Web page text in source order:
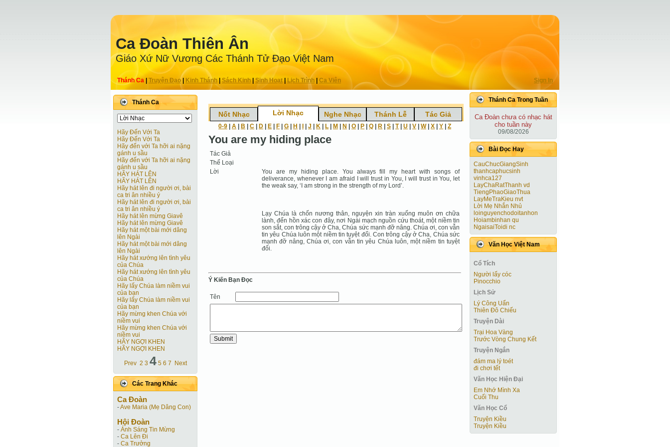
Ca Ðoàn Thiên Ân
Giáo Xứ Nữ Vương Các Thánh Tử Ðạo Việt Nam
Thánh Ca Truyện Ðạo| Kinh Thánh Sách Kinh|Sinh Hoạt| Lịch Trình Ca Viên Sign In
Thánh Ca
Hãy Đến Với Ta
Hãy Đến Với Ta
Hãy đến với Ta hỡi ai nặng
gánh u sầu
Hãy đến với Ta hỡi ai nặng
gánh u sầu
HÃY HÁT LÊN
HÃY HÁT LÊN
Hãy hát lên đi người ơi, bài
ca tri ân nhiều ý
Hãy hát lên đi người ơi, bài
ca tri ân nhiều ý
Hãy hát lên mừng Giavê
Hãy hát lên mừng Giavê
Hãy hát một bài mới dâng
lên Ngài
Hãy hát một bài mới dâng
lên Ngài
Hãy hát xướng lên tình yêu
của Chúa
Hãy hát xướng lên tình yêu
của Chúa
Hãy lấy Chúa làm niềm vui
của bạn
Hãy lấy Chúa làm niềm vui
của bạn
Hãy mừng khen Chúa với
niềm vui
Hãy mừng khen Chúa với
niềm vui
HÃY NGỢI KHEN
HÃY NGỢI KHEN
Prev 2 3 4 5 6 7 Next
Các Trang Khác
Ca Ðoàn
-Ave Maria (Mẹ Dâng Con)
Hội Ðoàn
- Ánh Sáng Tin Mừng
- Ca Lên Đi
- Ca Trưởng
Nốt Nhạc Lời Nhạc Nghe Nhạc Thánh Lễ Tác Giả
0-9 A B C D E F G H J K L M N O P Q R S T| U V W| X Y Z
You are my hiding place
Tác Giả
Thể Loại
Lời
You are my hiding place. You always fill my heart with songs of
deliverance, whenever I am afraid I will trust in You, I will trust in You, let
the weak say, ‘I am strong in the strength of my Lord’.
Lạy Chúa là chốn nương thân, nguyện xin tràn xuống muôn ơn chữa
lành, đến hồn xác con đây, nơi Ngài mạch nguồn cứu thoát, một niềm tin
son sắt, con trông cậy ở Cha, Chúa sức mạnh đỡ nâng. Chúa ơi, con vẫn
tin yêu Chúa luôn một niềm tin tuyệt đối. Con trông cậy ở Cha, Chúa sức
mạnh đỡ nâng, Chúa ơi, con vẫn tin yêu Chúa luôn, một niềm tin tuyệt
đối.
Ý Kiến Bạn Ðọc
Tên
Thánh Ca Trong Tuần
Ca Ðoàn chưa có nhạc hát
cho tuần này
09/08/2026
Bài Ðọc Hay
CauChucGiangSinh
thanhcaphucsinh
vinhca127
LayChaRatThanh vd
TiengPhaoGiaoThua
LayMeTraKieu nvt
Lời Mẹ Nhắn Nhủ
loinguyenchodoitanhon
Hoiambinhan qu
NgaisaiToidi nc
Văn Học Việt Nam
Cổ Tích
Người lấy cóc
Pinocchio
Lịch Sử
Lý Công Uẩn
Thiên Đô Chiếu
Truyện Dài
Trại Hoa Vàng
Trước Vòng Chung Kết
Truyện Ngắn
đám ma lý toét
đi chơi tết
Văn Học Hiện Ðại
Em Nhớ Mình Xa
Cuối Thu
Văn Học Cổ
Truyện Kiều
Truyện Kiều